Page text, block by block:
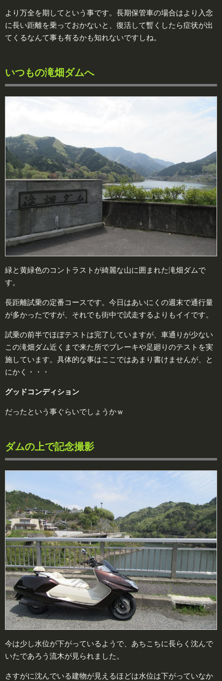
より万全を期してという事です。長期保管車の場合はより入念
に長い距離を乗っておかないと、復活して暫くしたら症状が出
てくるなんて事も有るかも知れないですしね。
いつもの滝畑ダムへ
緑と黄緑色のコントラストが綺麗な山に囲まれた滝畑ダムで
す。
長距離試乗の定番コースです。今日はあいにくの週末で通行量
が多かったですが、それでも街中で試走するよりもイイです。
試乗の前半でほぼテストは完了していますが、車通りが少ない
この滝畑ダム近くまで来た所でブレーキや足廻りのテストを実
施しています。具体的な事はここではあまり書けませんが、と
にかく・・・
グッドコンディション
だったという事ぐらいでしょうかｗ
ダムの上で記念撮影
今は少し水位が下がっているようで、あちこちに長らく沈んで
いたであろう流木が見られました。
さすがに沈んでいる建物が見えるほどは水位は下がっていなか